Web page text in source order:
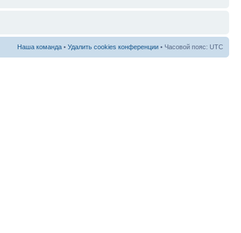
Наша команда • Удалить cookies конференции • Часовой пояс: UTC